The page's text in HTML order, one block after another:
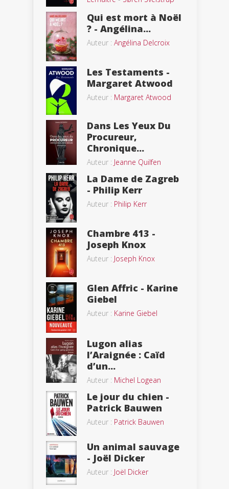
Qui est mort à Noël
? - Angélina...
Auteur : Angélina Delcroix
Les Testaments -
Margaret Atwood
Auteur : Margaret Atwood
Dans Les Yeux Du
Procureur,
Chronique...
Auteur : Jeanne Quilfen
La Dame de Zagreb
- Philip Kerr
Auteur : Philip Kerr
Chambre 413 -
Joseph Knox
Auteur : Joseph Knox
Glen Affric - Karine
Giebel
Auteur : Karine Giebel
Lugon alias
l’Araignée : Caïd
d’un...
Auteur : Michel Logean
Le jour du chien -
Patrick Bauwen
Auteur : Patrick Bauwen
Un animal sauvage
- Joël Dicker
Auteur : Joël Dicker